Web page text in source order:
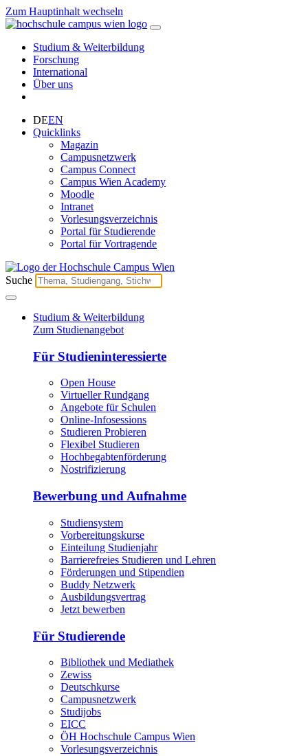
Zum Hauptinhalt wechseln
Studium & Weiterbildung
Forschung
International
Über uns
DEEN
Quicklinks
Magazin
Campusnetzwerk
Campus Connect
Campus Wien Academy
Moodle
Intranet
Vorlesungsverzeichnis
Portal für Studierende
Portal für Vortragende
Suche
Studium & Weiterbildung
Zum Studienangebot
Für Studieninteressierte
Open House
Virtueller Rundgang
Angebote für Schulen
Online-Infosessions
Studieren Probieren
Flexibel Studieren
Hochbegabtenförderung
Nostrifizierung
Bewerbung und Aufnahme
Studiensystem
Vorbereitungskurse
Einteilung Studienjahr
Barrierefreies Studieren und Lehren
Förderungen und Stipendien
Buddy Netzwerk
Ausbildungsvertrag
Jetzt bewerben
Für Studierende
Bibliothek und Mediathek
Zewiss
Deutschkurse
Campusnetzwerk
Studijobs
EICC
ÖH Hochschule Campus Wien
Vorlesungsverzeichnis